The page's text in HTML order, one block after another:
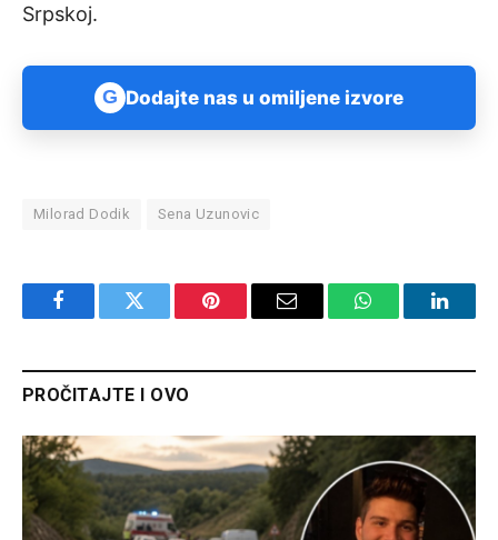
Srpskoj.
G Dodajte nas u omiljene izvore
Milorad Dodik Sena Uzunovic
FacebookTwitter Pinterest Email WhatsApp
PROČITAJTE I OVO